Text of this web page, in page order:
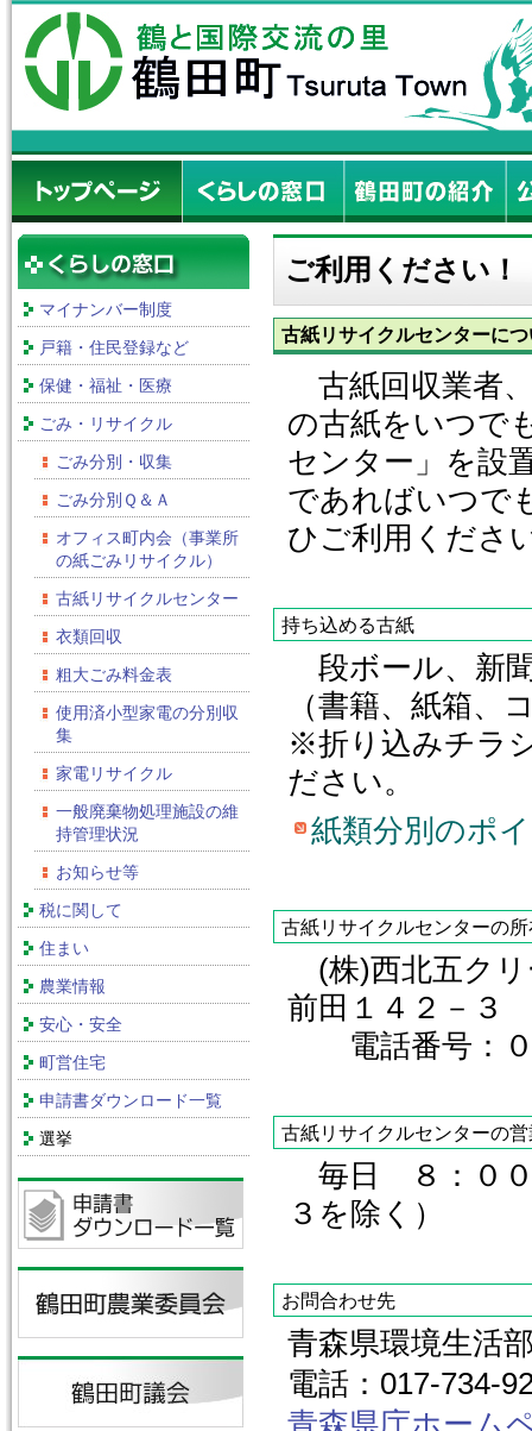
マイナンバー制度
戸籍・住民登録など
保健・福祉・医療
ごみ・リサイクル
ごみ分別・収集
ごみ分別Ｑ＆Ａ
オフィス町内会（事業所
の紙ごみリサイクル）
古紙リサイクルセンター
衣類回収
粗大ごみ料金表
使用済小型家電の分別収
集
家電リサイクル
一般廃棄物処理施設の維
持管理状況
お知らせ等
税に関して
住まい
農業情報
安心・安全
町営住宅
申請書ダウンロード一覧
選挙
ご利用ください！
古紙リサイクルセンターに
古紙回収業者
の古紙をいつで
センター」を設
であればいつで
ひご利用くださ
持ち込める古紙
段ボール、新
（書籍、紙箱、
※折り込みチラ
ださい。
紙類分別のポ
古紙リサイクルセンターの
(株)西北五ク
前田１４２－３
電話番号：０
古紙リサイクルセンターの
毎日 ８：００
３を除く）
お問合わせ先
青森県環境生活
電話：017-734-
青森県庁ホーム